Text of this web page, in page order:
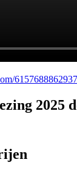
2025